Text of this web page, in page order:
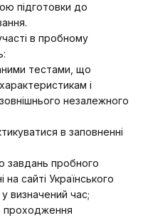
підготовки до
в пробному
тестами, що
і
незалежного
в заповненні
завдань пробного
сайті Українського
визначений час;
проходження